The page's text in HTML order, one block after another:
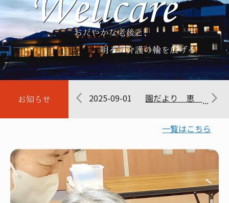
載しております。
園だより 第40号を掲載しております。
2025-09-01 園だより 恵 第３９
一覧はこちら